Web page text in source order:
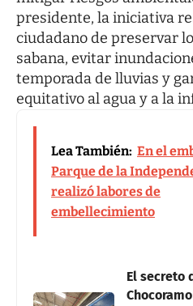
presidente, la iniciativa
ciudadano de preservar
sabana, evitar
temporada de lluvias y
equitativo al agua y a la
Lea También: En el
Parque de la
realizó labores de
embellecimiento
El secreto